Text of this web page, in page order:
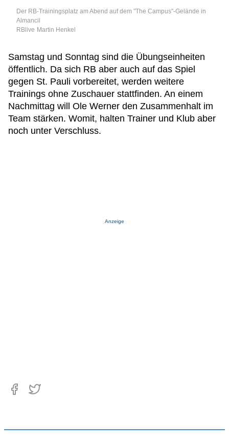
Der RB-Trainingsplatz am Abend auf dem "The Campus"-Gelände in
Almancil
RBlive Martin Henkel
Samstag und Sonntag sind die Übungseinheiten
öffentlich. Da sich RB aber auch auf das Spiel
gegen St. Pauli vorbereitet, werden weitere
Trainings ohne Zuschauer stattfinden. An einem
Nachmittag will Ole Werner den Zusammenhalt im
Team stärken. Womit, halten Trainer und Klub aber
noch unter Verschluss.
Anzeige